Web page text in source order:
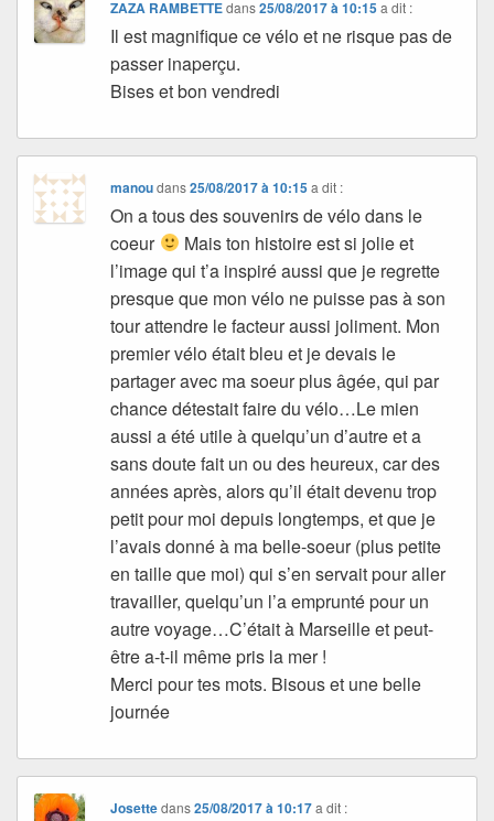
ZAZA RAMBETTEdans25/08/2017 à 10:15 a dit :
Il est magnifique ce vélo et ne risque pas de
passer inaperçu.
Bises et bon vendredi
manoudans25/08/2017 à 10:15 a dit :
On a tous des souvenirs de vélo dans le
coeur
Mais ton histoire est si jolie et
l’image qui t’a inspiré aussi que je regrette
presque que mon vélo ne puisse pas à son
tour attendre le facteur aussi joliment. Mon
premier vélo était bleu et je devais le
partager avec ma soeur plus âgée, qui par
chance détestait faire du vélo…Le mien
aussi a été utile à quelqu’un d’autre et a
sans doute fait un ou des heureux, car des
années après, alors qu’il était devenu trop
petit pour moi depuis longtemps, et que je
l’avais donné à ma belle-soeur (plus petite
en taille que moi) qui s’en servait pour aller
travailler, quelqu’un l’a emprunté pour un
autre voyage…C’était à Marseille et peut-
être a-t-il même pris la mer !
Merci pour tes mots. Bisous et une belle
journée
Josettedans25/08/2017 à 10:17 a dit :